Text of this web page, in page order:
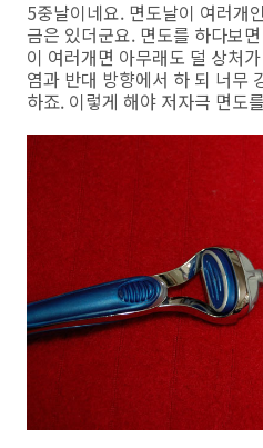
5중날이네요. 면도날이 여러개
금은 있더군요. 면도를 하다보
이 여러개면 아무래도 덜 상처
염과 반대 방향에서 하 되 너무
하죠. 이렇게 해야 저자극 면도